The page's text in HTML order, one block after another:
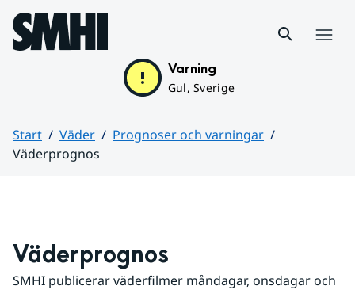
Hoppa till sidans innehåll
Varning
Gul, Sverige
Start Väder
Prognoser och varningar
Väderprognos
Väderprognos
SMHI publicerar väderfilmer måndagar, onsdagar och